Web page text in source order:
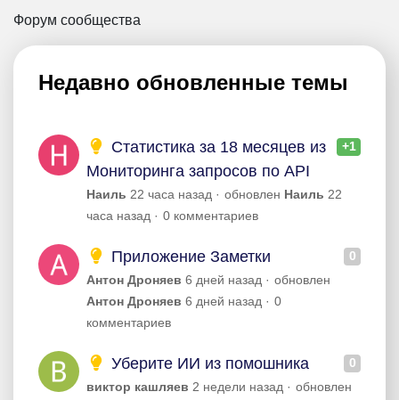
Форум сообщества
Недавно обновленные темы
+1
Статистика за 18 месяцев из
Мониторинга запросов по API
Наиль 22 часа назад обновлен Наиль 22
часа назад
0 комментариев
0
Приложение Заметки
Антон Дроняев 6 дней назад
обновлен
Антон Дроняев 6 дней назад
0
комментариев
0
Уберите ИИ из помошника
виктор кашляев 2 недели назад
обновлен